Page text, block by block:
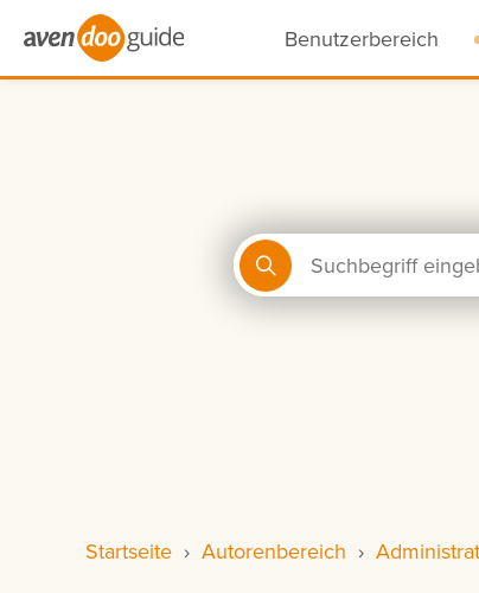
Benutzerbereich
Startseite › Autorenbereich ›